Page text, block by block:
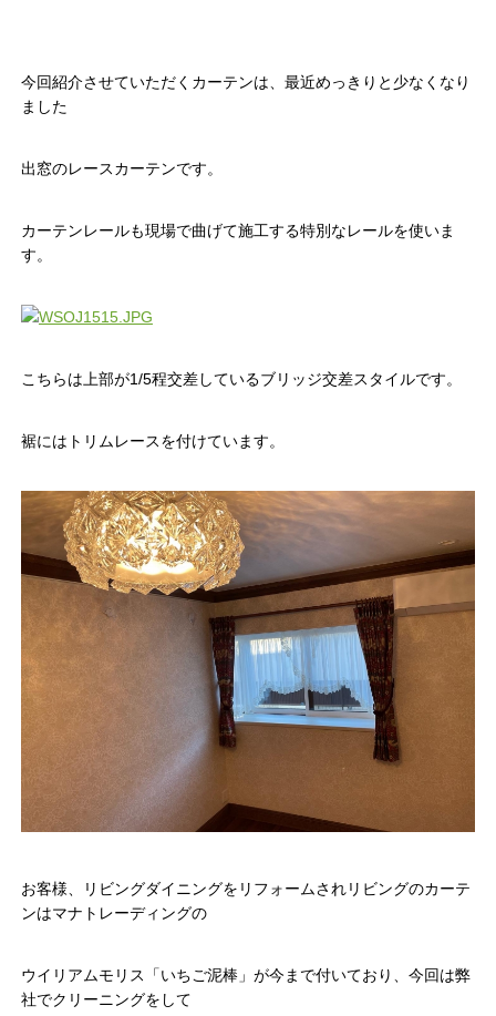
今回紹介させていただくカーテンは、最近めっきりと少なくなり
ました
出窓のレースカーテンです。
カーテンレールも現場で曲げて施工する特別なレールを使いま
す。
こちらは上部が1/5程交差しているブリッジ交差スタイルです。
裾にはトリムレースを付けています。
お客様、リビングダイニングをリフォームされリビングのカーテ
ンはマナトレーディングの
ウイリアムモリス「いちご泥棒」が今まで付いており、今回は弊
社でクリーニングをして